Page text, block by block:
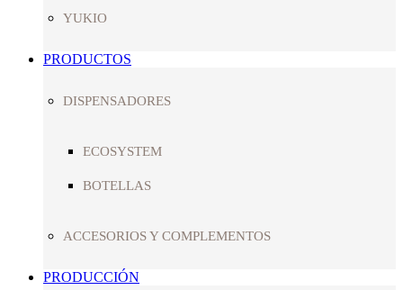
YUKIO
PRODUCTOS
DISPENSADORES
ECOSYSTEM
BOTELLAS
ACCESORIOS Y COMPLEMENTOS
PRODUCCIÓN